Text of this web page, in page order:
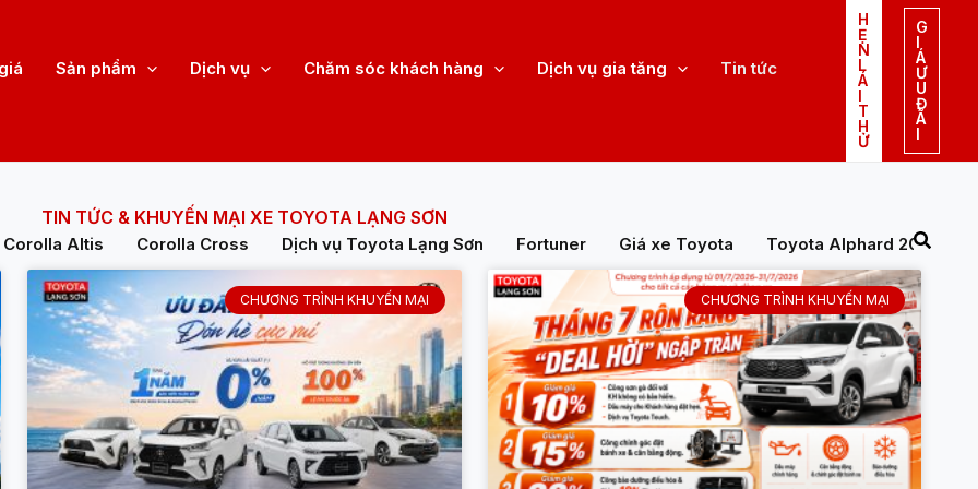
Sản phẩm Dịch vụ Chăm sóc khách hàng Dịch vụ gia tăng
Tin tức
H
Ẹ
N
L
Á
I
T
H
Ử
G
I
Á
Ư
U
Đ
Ã
I
TIN TỨC & KHUYẾN MẠI XE TOYOTA LẠNG SƠN
Corolla Altis Corolla Cross Dịch vụ Toyota Lạng Sơn Fortuner Giá xe Toyota Toyota Alphard 2023
CHƯƠNG TRÌNH KHUYẾN MẠI CHƯƠNG TRÌNH KHUYẾN MẠI